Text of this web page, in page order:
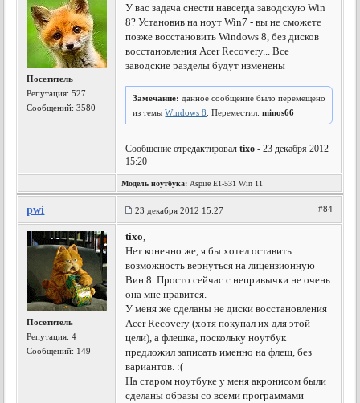
Посетитель
Репутация:527
Сообщений: 3580
У вас задача снести навсегда заводскую Win
8? Установив на ноут Win7 - вы не сможете
позже восстановить Windows 8, без дисков
восстановления Acer Recovery... Все
заводские разделы будут изменены
Замечание: данное сообщение было перемещено
из темыWindows 8 . Переместил:minos66
Сообщение отредактировалtixo - 23 декабря 2012
15:20
Модель ноутбука: Aspire E1-531 Win 11
pwi 23 декабря 2012 15:27 #84
Посетитель
Репутация:4
Сообщений: 149
tixo,
Нет конечно же, я бы хотел оставить
возможность вернуться на лицензионную
Вин 8. Просто сейчас с непривычки не очень
она мне нравится.
У меня же сделаны не диски восстановления
Acer Recovery (хотя покупал их для этой
цели), а флешка, поскольку ноутбук
предложил записать именно на флеш, без
вариантов. :(
На старом ноутбуке у меня акронисом были
сделаны образы со всеми программами